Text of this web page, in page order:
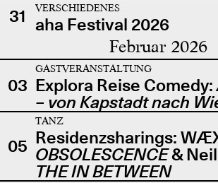
31
VERSCHIEDENES
aha Festival 2026
Februar 2026
03
GASTVERANSTALTUNG
Explora Reise Comedy:
– von Kapstadt nach
05
TANZ
Residenzsharings:
OBSOLESCENCE&
THE IN BETWEEN